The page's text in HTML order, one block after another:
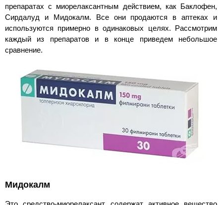
препаратах с миорелаксантным действием, как Баклофен,
Сирдалуд и Мидокалм. Все они продаются в аптеках и
используются примерно в одинаковых целях. Рассмотрим
каждый из препаратов и в конце приведем небольшое
сравнение.
Мидокалм